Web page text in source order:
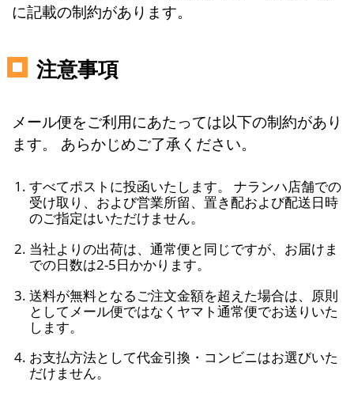
に記載の制約があります。
注意事項
メール便をご利用にあたっては以下の制約があり
ます。 あらかじめご了承ください。
すべてポストに投函いたします。 ナランハ店舗での
受け取り、および営業所留、置き配および配送日時
のご指定はいただけません。
当社よりの出荷は、通常便と同じですが、お届けま
での日数は2-5日かかります。
送料が無料となるご注文金額を超えた場合は、原則
としてメール便ではなくヤマト通常便でお送りいた
します。
お支払方法として代金引換・コンビニはお選びいた
だけません。